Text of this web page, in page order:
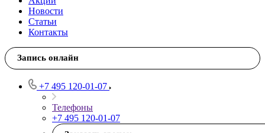
Новости
Статьи
Контакты
Запись онлайн
+7 495 120-01-07
Телефоны
+7 495 120-01-07